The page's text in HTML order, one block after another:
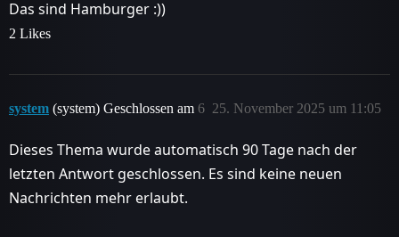
Das sind Hamburger :))
2 Likes
system (system) Geschlossen am 25. November 2025 um 11:05
6
Dieses Thema wurde automatisch 90 Tage nach der
letzten Antwort geschlossen. Es sind keine neuen
Nachrichten mehr erlaubt.